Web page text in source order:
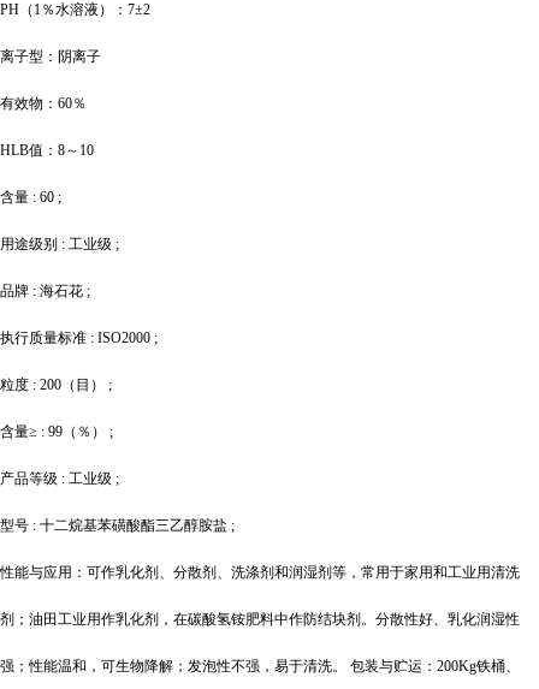
PH（1％水溶液）：7±2
离子型：阴离子
有效物： 60％
HLB值：8～10
含量 : 60 ;
用途级别 : 工业级 ;
品牌 : 海石花 ;
执行质量标准 : ISO2000 ;
粒度 : 200（目） ;
含量≥ : 99（％） ;
产品等级 : 工业级 ;
型号 : 十二烷基苯磺酸酯三乙醇胺盐 ;
性能与应用：可作乳化剂、分散剂、洗涤剂和润湿剂等，常用于家用和工业用清洗
剂；油田工业用作乳化剂，在碳酸氢铵肥料中作防结块剂。分散性好、乳化润湿性
强；性能温和，可生物降解；发泡性不强，易于清洗。 包装与贮运： 200Kg铁桶、